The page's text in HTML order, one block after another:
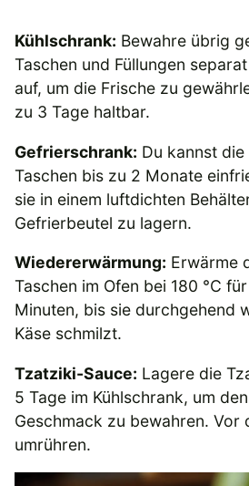
Kühlschrank: Bewahre übrig
Taschen und Füllungen
auf, um die Frische zu
zu 3 Tage haltbar.
Gefrierschrank: Du kannst
Taschen bis zu 2 Monate
sie in einem luftdichten
Gefrierbeutel zu lagern.
Wiedererwärmung: Erwärme
Taschen im Ofen bei 180 °C
Minuten, bis sie durchgehend
Käse schmilzt.
Tzatziki-Sauce: Lagere die
5 Tage im Kühlschrank, um
Geschmack zu bewahren. Vor
umrühren.